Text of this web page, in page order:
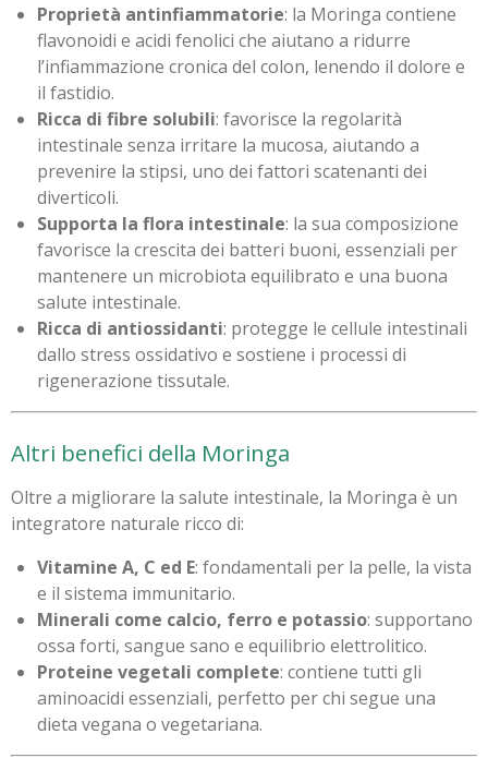
Proprietà antinfiammatorie: la Moringa contiene
flavonoidi e acidi fenolici che aiutano a ridurre
l’infiammazione cronica del colon, lenendo il dolore e
il fastidio.
Ricca di fibre solubili: favorisce la regolarità
intestinale senza irritare la mucosa, aiutando a
prevenire la stipsi, uno dei fattori scatenanti dei
diverticoli.
Supporta la flora intestinale: la sua composizione
favorisce la crescita dei batteri buoni, essenziali per
mantenere un microbiota equilibrato e una buona
salute intestinale.
Ricca di antiossidanti: protegge le cellule intestinali
dallo stress ossidativo e sostiene i processi di
rigenerazione tissutale.
Altri benefici della Moringa
Oltre a migliorare la salute intestinale, la Moringa è un
integratore naturale ricco di:
Vitamine A, C ed E: fondamentali per la pelle, la vista
e il sistema immunitario.
Minerali come calcio, ferro e potassio: supportano
ossa forti, sangue sano e equilibrio elettrolitico.
Proteine vegetali complete: contiene tutti gli
aminoacidi essenziali, perfetto per chi segue una
dieta vegana o vegetariana.